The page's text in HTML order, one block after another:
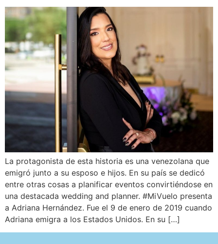
La protagonista de esta historia es una venezolana que
emigró junto a su esposo e hijos. En su país se dedicó
entre otras cosas a planificar eventos convirtiéndose en
una destacada wedding and planner. #MiVuelo presenta
a Adriana Hernández. Fue el 9 de enero de 2019 cuando
Adriana emigra a los Estados Unidos. En su […]